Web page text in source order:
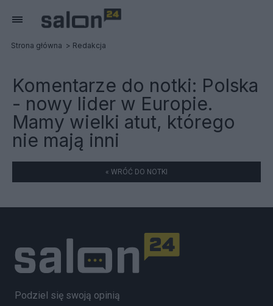
Strona główna Redakcja
Komentarze do notki: Polska
- nowy lider w Europie.
Mamy wielki atut, którego
nie mają inni
« WRÓĆ DO NOTKI
Podziel się swoją opinią